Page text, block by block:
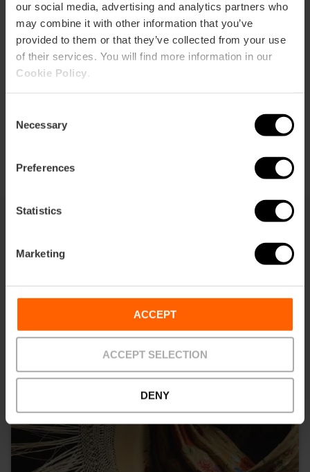
our social media, advertising and analytics partners who
may combine it with other information that you’ve
provided to them or that they’ve collected from your use
of their services. You will find more information in our
Cookie Policy
Selection
Necessary
Preferences
Statistics
Marketing
ACCEPT
ACCEPT SELECTION
DENY
Routebeschrijving
Dit vind je misschien ook leuk